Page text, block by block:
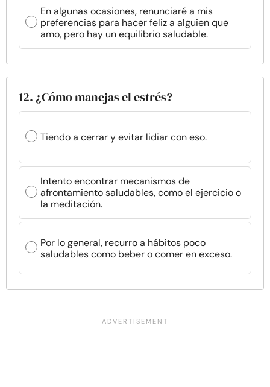
En algunas ocasiones, renunciaré a mis
preferencias para hacer feliz a alguien que
amo, pero hay un equilibrio saludable.
12. ¿Cómo manejas el estrés?
Tiendo a cerrar y evitar lidiar con eso.
Intento encontrar mecanismos de
afrontamiento saludables, como el ejercicio o
la meditación.
Por lo general, recurro a hábitos poco
saludables como beber o comer en exceso.